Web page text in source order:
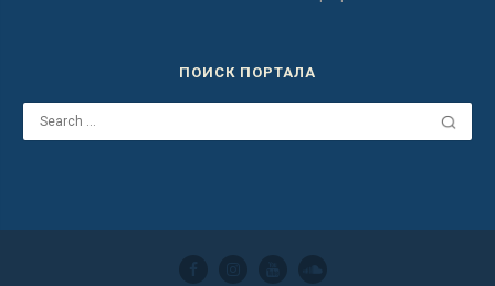
ПОИСК ПОРТАЛА